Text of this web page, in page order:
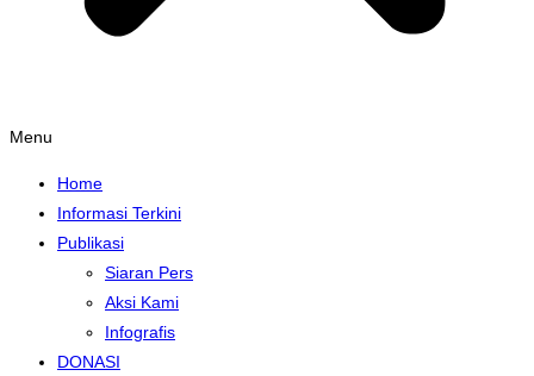
Menu
Home
Informasi Terkini
Publikasi
Siaran Pers
Aksi Kami
Infografis
DONASI